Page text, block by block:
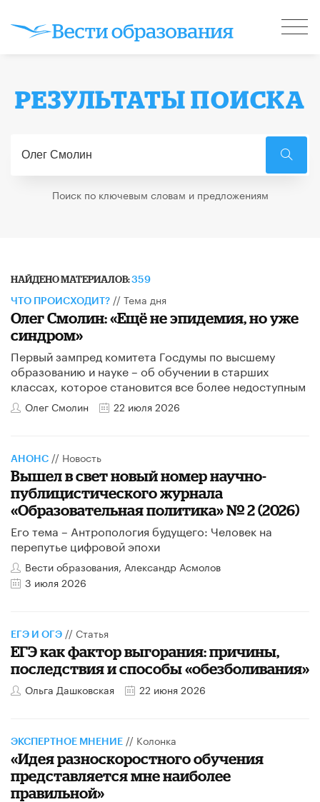
РЕЗУЛЬТАТЫ ПОИСКА
Поиск по ключевым словам и предложениям
НАЙДЕНО МАТЕРИАЛОВ:359
ЧТО ПРОИСХОДИТ? //Тема дня
​Олег Смолин: «Ещё не эпидемия, но уже
синдром»
Первый зампред комитета Госдумы по высшему
образованию и науке – об обучении в старших
классах, которое становится все более недоступным
Олег Смолин 22 июля 2026
АНОНС // Новость
Вышел в свет новый номер научно-
публицистического журнала
«Образовательная политика» № 2 (2026)
Его тема – Антропология будущего: Человек на
перепутье цифровой эпохи
Вести образования, Александр Асмолов
3 июля 2026
ЕГЭ И ОГЭ // Статья
​ЕГЭ как фактор выгорания: причины,
последствия и способы «обезболивания»
Ольга Дашковская 22 июня 2026
ЭКСПЕРТНОЕ МНЕНИЕ // Колонка
«Идея разноскоростного обучения
представляется мне наиболее
правильной»